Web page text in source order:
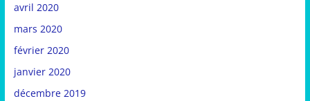
avril 2020
mars 2020
février 2020
janvier 2020
décembre 2019